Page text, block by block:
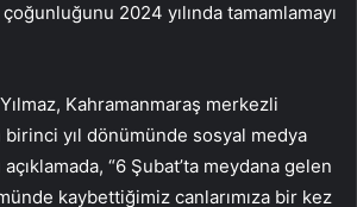
2024 yılında tamamlamayı
Yılmaz, Kahramanmaraş merkezli
yıl dönümünde sosyal medya
açıklamada, “6 Şubat’ta meydana gelen
kaybettiğimiz canlarımıza bir kez